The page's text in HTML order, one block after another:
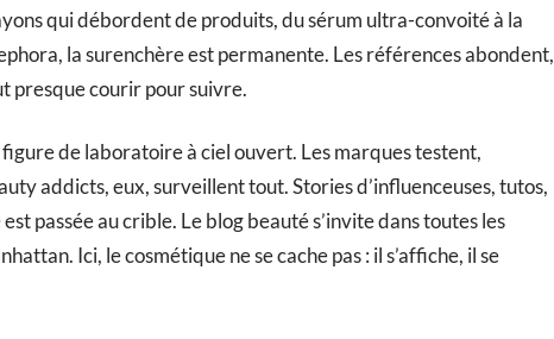
qui débordent de produits, du sérum ultra-convoité à la
la surenchère est permanente. Les références abondent,
presque courir pour suivre.
de laboratoire à ciel ouvert. Les marques testent,
addicts, eux, surveillent tout. Stories d’influenceuses, tutos,
passée au crible. Le blog beauté s’invite dans toutes les
Ici, le cosmétique ne se cache pas : il s’affiche, il se